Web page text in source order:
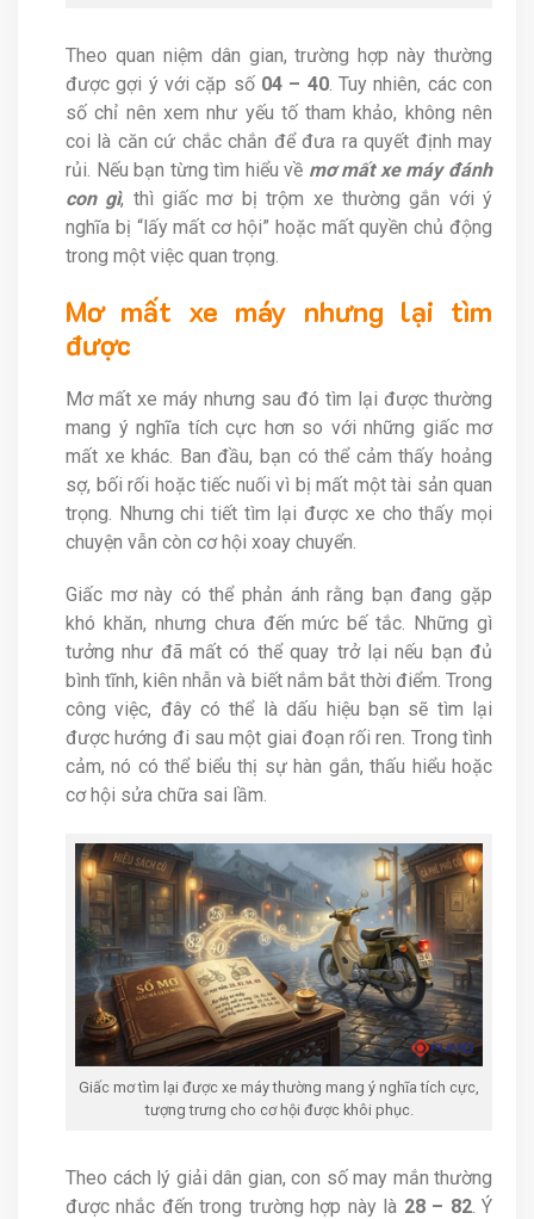
Theo quan niệm dân gian, trường hợp này thường
được gợi ý với cặp số 04 – 40. Tuy nhiên, các con
số chỉ nên xem như yếu tố tham khảo, không nên
coi là căn cứ chắc chắn để đưa ra quyết định may
rủi. Nếu bạn từng tìm hiểu về mơ mất xe máy đánh
con gì, thì giấc mơ bị trộm xe thường gắn với ý
nghĩa bị “lấy mất cơ hội” hoặc mất quyền chủ động
trong một việc quan trọng.
Mơ mất xe máy nhưng lại tìm
được
Mơ mất xe máy nhưng sau đó tìm lại được thường
mang ý nghĩa tích cực hơn so với những giấc mơ
mất xe khác. Ban đầu, bạn có thể cảm thấy hoảng
sợ, bối rối hoặc tiếc nuối vì bị mất một tài sản quan
trọng. Nhưng chi tiết tìm lại được xe cho thấy mọi
chuyện vẫn còn cơ hội xoay chuyển.
Giấc mơ này có thể phản ánh rằng bạn đang gặp
khó khăn, nhưng chưa đến mức bế tắc. Những gì
tưởng như đã mất có thể quay trở lại nếu bạn đủ
bình tĩnh, kiên nhẫn và biết nắm bắt thời điểm. Trong
công việc, đây có thể là dấu hiệu bạn sẽ tìm lại
được hướng đi sau một giai đoạn rối ren. Trong tình
cảm, nó có thể biểu thị sự hàn gắn, thấu hiểu hoặc
cơ hội sửa chữa sai lầm.
Giấc mơ tìm lại được xe máy thường mang ý nghĩa tích cực,
tượng trưng cho cơ hội được khôi phục.
Theo cách lý giải dân gian, con số may mắn thường
được nhắc đến trong trường hợp này là 28 – 82. Ý